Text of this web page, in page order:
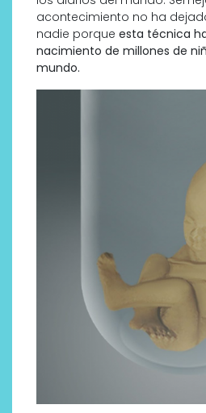
acontecimiento no ha
nadie porque esta técnica
nacimiento de millones de
mundo.